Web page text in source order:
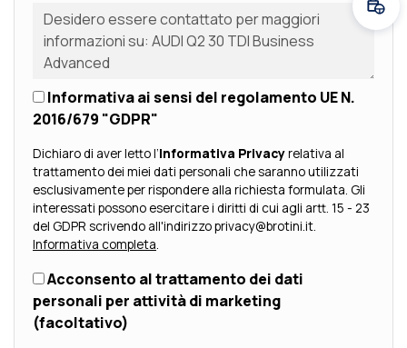
Informativa ai sensi del regolamento UE N.
2016/679 "GDPR"
Dichiaro di aver letto l’Informativa Privacyrelativa al
trattamento dei miei dati personali che saranno utilizzati
esclusivamente per rispondere alla richiesta formulata. Gli
interessati possono esercitare i diritti di cui agli artt. 15 - 23
del GDPR scrivendo all'indirizzo privacy@brotini.it.
Informativa completa.
Acconsento al trattamento dei dati
personali per attività di marketing
(facoltativo)